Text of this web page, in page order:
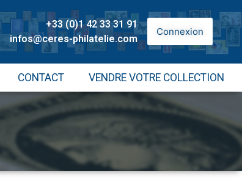
+33 (0)1 42 33 31 91
infos@ceres-philatelie.com
Connexion
CONTACT VENDRE VOTRE COLLECTION